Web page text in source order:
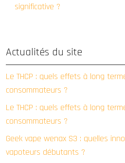
significative ?
Actualités du site
Le THCP : quels effets à long
consommateurs ?
Le THCP : quels effets à long
consommateurs ?
Geek vape wenax S3 : quelles
vapoteurs débutants ?